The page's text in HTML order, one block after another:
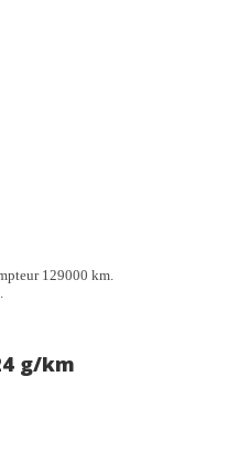
129000 km.
g/km